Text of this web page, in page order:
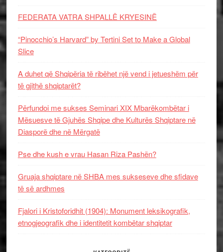
FEDERATA VATRA SHPALLË KRYESINË
“Pinocchio’s Harvard” by Tertini Set to Make a Global
Slice
A duhet që Shqipëria të ribëhet një vend i jetueshëm për
të gjithë shqiptarët?
Përfundoi me sukses Seminari XIX Mbarëkombëtar i
Mësuesve të Gjuhës Shqipe dhe Kulturës Shqiptare në
Diasporë dhe në Mërgatë
Pse dhe kush e vrau Hasan Riza Pashën?
Gruaja shqiptare në SHBA mes sukseseve dhe sfidave
të së ardhmes
Fjalori i Kristoforidhit (1904): Monument leksikografik,
etnogjeografik dhe i identitetit kombëtar shqiptar